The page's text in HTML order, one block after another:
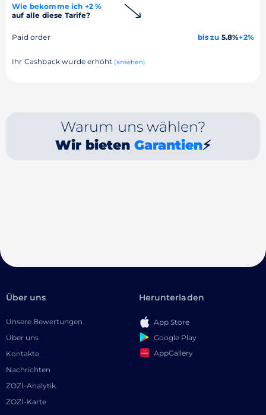
Wie bekomme ich +2 %
auf alle diese Tarife?
Paid order bis zu 5.8%+2%
Ihr Cashback wurde erhöht (ansehen)
Warum uns wählen?
Wir bieten Garantien⚡
Über uns
Unsere Bewertungen
Über uns
Kontakte
Nachrichten
ZOZI-Analytik
ZOZI-Karte
Herunterladen
App Store
Google Play
AppGallery